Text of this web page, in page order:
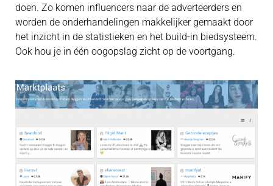
doen. Zo komen influencers naar de adverteerders en
worden de onderhandelingen makkelijker gemaakt door
het inzicht in de statistieken en het build-in biedsysteem.
Ook hou je in één oogopslag zicht op de voortgang.